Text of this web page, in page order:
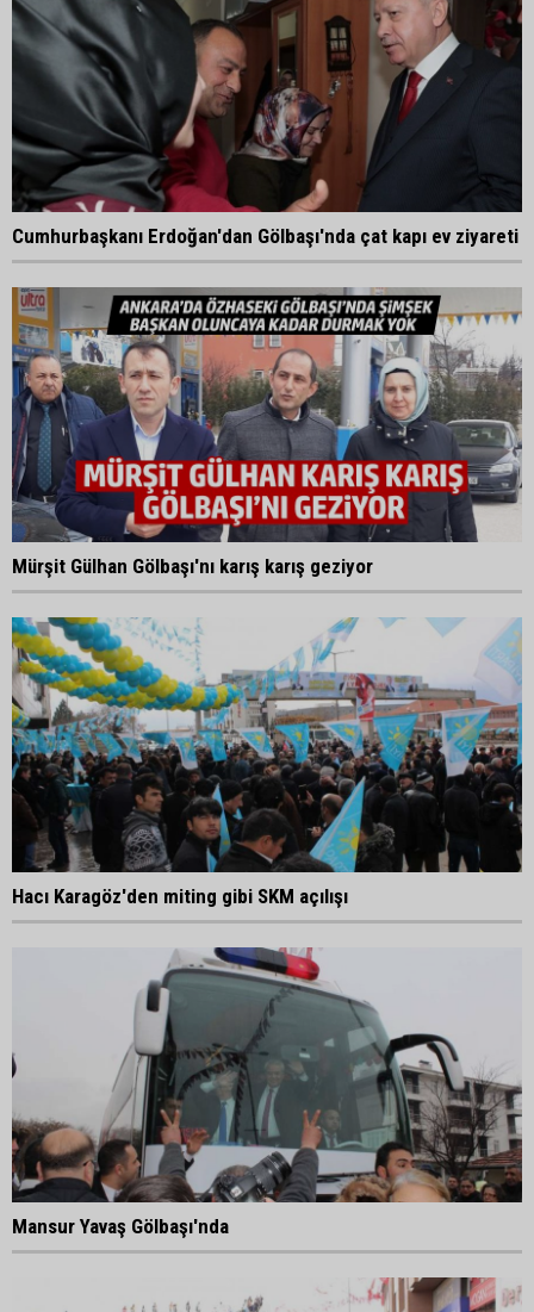
Cumhurbaşkanı Erdoğan'dan Gölbaşı'nda çat kapı ev ziyareti
Mürşit Gülhan Gölbaşı'nı karış karış geziyor
Hacı Karagöz'den miting gibi SKM açılışı
Mansur Yavaş Gölbaşı'nda